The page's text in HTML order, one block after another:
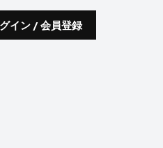
イン / 会員登録